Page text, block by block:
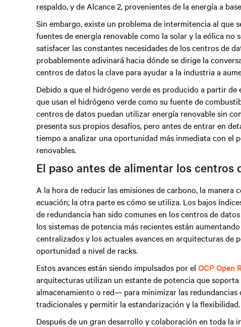
respaldo, y de Alcance 2, provenientes de la energía a
Sin embargo, existe un problema de intermitencia al que
fuentes de energía renovable como la solar y la eólica
satisfacer las constantes necesidades de los centros de
probablemente adivinará hacia dónde se dirige la
centros de datos la clave para ayudar a la industria a
Debido a que el hidrógeno verde es producido a partir
que usan el hidrógeno verde como su fuente de
centros de datos puedan utilizar energía renovable sin
presenta sus propios desafíos, pero antes de entrar en
tiempo a analizar una oportunidad más inmediata con el
renovables.
El paso antes de alimentar los centros
A la hora de reducir las emisiones de carbono, la manera
ecuación; la otra parte es cómo se utiliza. Los bajos
de redundancia han sido comunes en los centros de
los sistemas de potencia más recientes están
centralizados y los actuales avances en arquitecturas de
oportunidad a nivel de racks.
Estos avances están siendo impulsados por el OCP Open
arquitecturas utilizan un estante de potencia que
almacenamiento o red— para minimizar las redundancias
tradicionales y permitir la estandarización y la flexibilidad.
Después de un gran desarrollo y colaboración en toda la